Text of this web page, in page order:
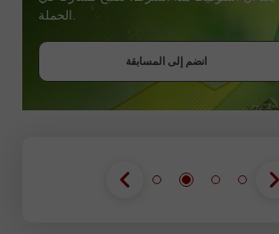
انضم إلى المسابقة
انضم إلى المسابقة
احصل على بونص